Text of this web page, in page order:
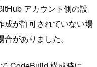
アカウント側の設
成が許可されていない場
がありました。